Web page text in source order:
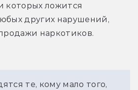
которых ложится
других нарушений,
наркотиков.
те, кому мало того,